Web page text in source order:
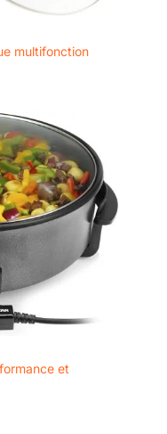
multifonction
et